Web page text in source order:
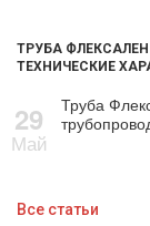
ТРУБА
ТЕХНИЧЕСКИЕ
29
Май
Труба
Все статьи